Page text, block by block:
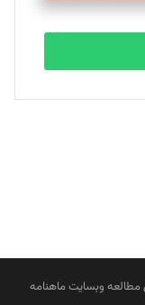
مطالعه وبسایت ماهنامه